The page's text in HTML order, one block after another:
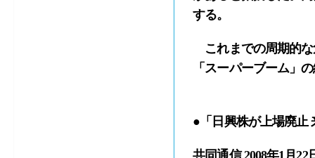
する。
これまでの周期的な
「スーパーブーム」
●「日興株が上場廃止
共同通信 2008年1月22